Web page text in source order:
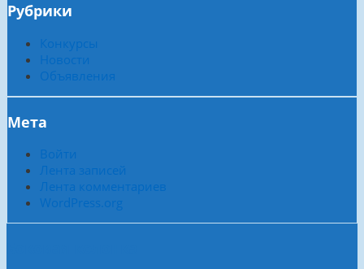
Рубрики
Конкурсы
Новости
Объявления
Мета
Войти
Лента записей
Лента комментариев
WordPress.org